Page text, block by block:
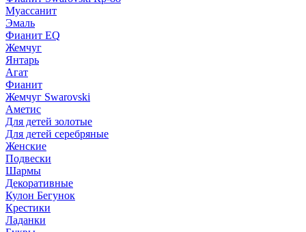
Муассанит
Эмаль
Фианит EQ
Жемчуг
Янтарь
Агат
Фианит
Жемчуг Swarovski
Аметис
Для детей золотые
Для детей серебряные
Женские
Подвески
Шармы
Декоративные
Кулон Бегунок
Крестики
Ладанки